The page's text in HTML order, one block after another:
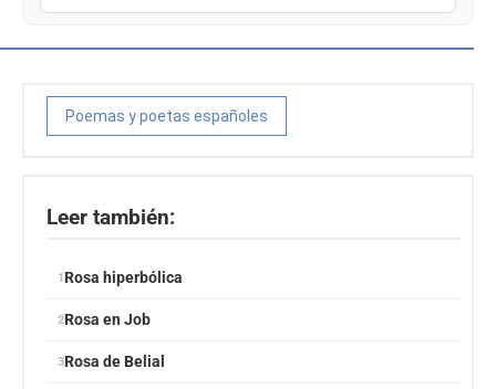
Poemas y poetas españoles
Leer también:
Rosa hiperbólica
Rosa en Job
Rosa de Belial